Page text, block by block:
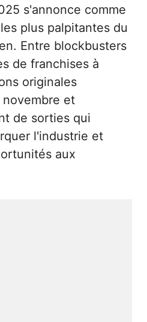
s'annonce comme
plus palpitantes du
Entre blockbusters
de franchises à
originales
et
de sorties qui
l'industrie et
aux